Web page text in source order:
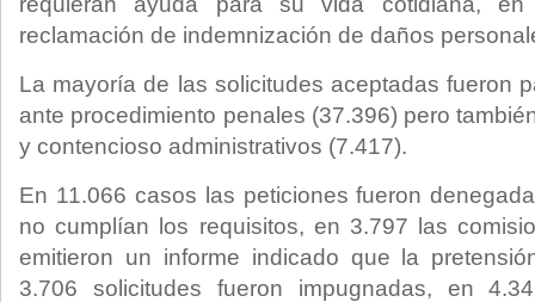
reclamación de indemnización de daños
La mayoría de las solicitudes aceptadas fueron
ante procedimiento penales (37.396) pero
y contencioso administrativos (7.417).
En 11.066 casos las peticiones fueron
no cumplían los requisitos, en 3.797 las
emitieron un informe indicado que la
3.706 solicitudes fueron impugnadas, en